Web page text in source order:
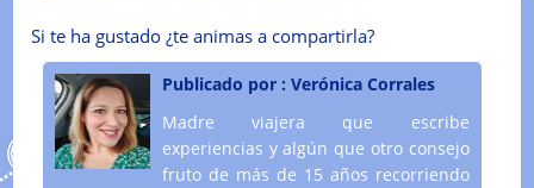
Si te ha gustado ¿te animas a compartirla?
Publicado por : Verónica Corrales
Madre viajera que escribe
experiencias y algún que otro consejo
fruto de más de 15 años recorriendo